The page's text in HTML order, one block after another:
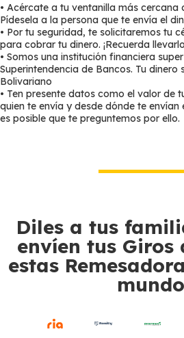
• Acércate a tu ventanilla más
Pídesela a la persona que te envía el
• Por tu seguridad, te solicitaremos tu
para cobrar tu dinero. ¡Recuerda
• Somos una institución financiera
Superintendencia de Bancos. Tu dinero
Bolivariano
• Ten presente datos como el valor de
quien te envía y desde dónde te envían
es posible que te preguntemos por ello.
Diles a tus
envíen tus Giros
estas